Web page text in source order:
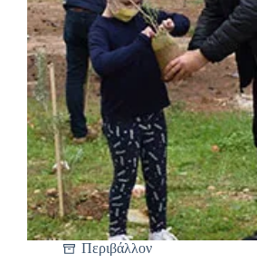
Περιβάλλον